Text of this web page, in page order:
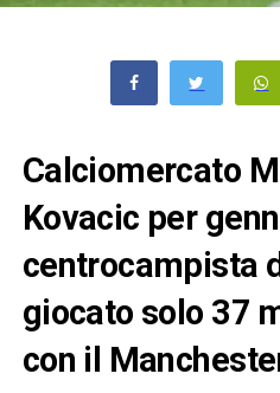
Calciomercato
Kovacic per
centrocampista
giocato solo 37
con il